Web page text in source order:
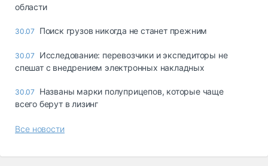
области
30.07 Поиск грузов никогда не станет прежним
30.07
Исследование: перевозчики и экспедиторы не
спешат с внедрением электронных накладных
30.07
Названы марки полуприцепов, которые чаще
всего берут в лизинг
Все новости